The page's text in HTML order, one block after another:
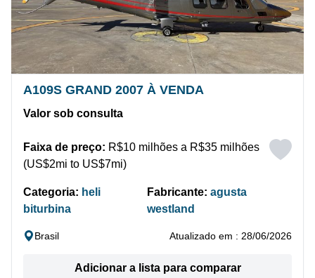
A109S GRAND 2007 À VENDA
Valor sob consulta
Faixa de preço: R$10 milhões a R$35 milhões
(US$2mi to US$7mi)
Categoria: heli
biturbina
Fabricante: agusta
westland
Brasil Atualizado em : 28/06/2026
Adicionar a lista para comparar